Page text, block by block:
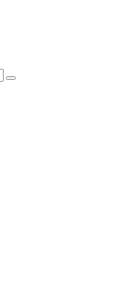
Search